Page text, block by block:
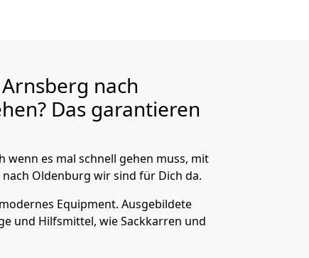
nach
Das garantieren
wenn es mal schnell gehen muss, mit
Oldenburg wir sind für Dich da.
Equipment. Ausgebildete
und Hilfsmittel, wie Sackkarren und